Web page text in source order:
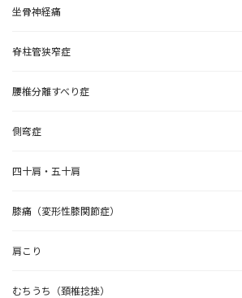
坐骨神経痛
脊柱管狭窄症
腰椎分離すべり症
側弯症
四十肩・五十肩
膝痛（変形性膝関節症）
肩こり
むちうち（頚椎捻挫）